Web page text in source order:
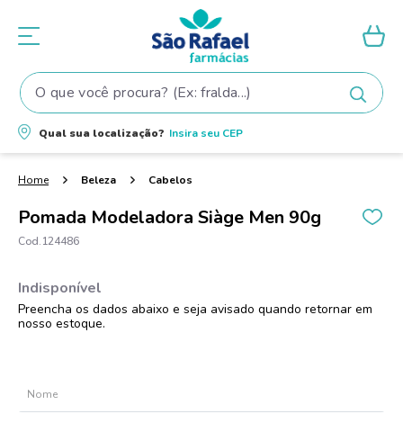
O que você procura? (Ex: fralda...)
Qual sua localização? Insira seu CEP
Beleza Cabelos
Pomada Modeladora Siàge Men 90g
124486
Termos mais buscados
1º fralda
shampoo
4º elseve
6º tintura cabelo
7º oleo
9º